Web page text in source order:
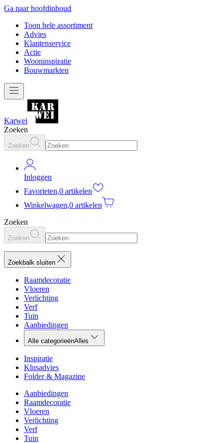
Ga naar hoofdinhoud
Toon hele assortiment
Advies
Klantenservice
Actie
Wooninspiratie
Bouwmarkten
Karwei
Zoeken
Zoeken
Inloggen
Favorieten,0 artikelen
Winkelwagen,0 artikelen
Zoeken
Zoeken
Zoekbalk sluiten
Raamdecoratie
Vloeren
Verlichting
Verf
Tuin
Aanbiedingen
Alle categorieënAlles
Inspiratie
Klusadvies
Folder & Magazine
Aanbiedingen
Raamdecoratie
Vloeren
Verlichting
Verf
Tuin